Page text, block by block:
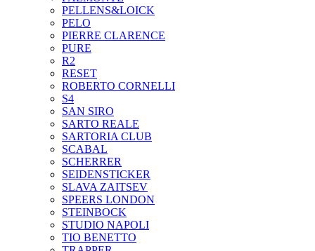
PELLENS&LOICK
PELO
PIERRE CLARENCE
PURE
R2
RESET
ROBERTO CORNELLI
S4
SAN SIRO
SARTO REALE
SARTORIA CLUB
SCABAL
SCHERRER
SEIDENSTICKER
SLAVA ZAITSEV
SPEERS LONDON
STEINBOCK
STUDIO NAPOLI
TIO BENETTO